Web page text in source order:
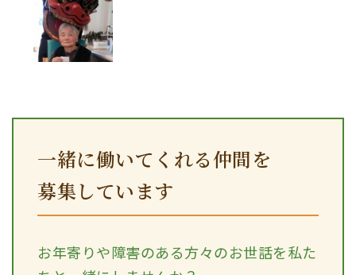
一緒に働いてくれる仲間を
募集しています
お年寄りや障害のある方々のお世話を私た